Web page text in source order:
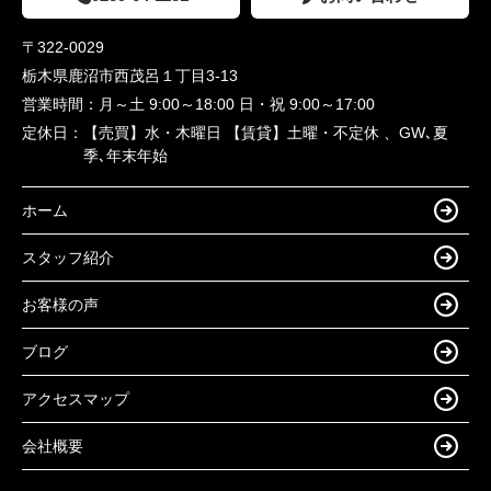
〒322-0029
栃木県鹿沼市西茂呂１丁目3-13
営業時間： 月～土 9:00～18:00 日・祝 9:00～17:00
定休日：
【売買】水・木曜日 【賃貸】土曜・不定休 、GW､夏
季､年末年始
ホーム
スタッフ紹介
お客様の声
ブログ
アクセスマップ
会社概要